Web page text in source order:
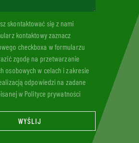
skontaktować się z nami
kontaktowy zaznacz
checkboxa w formularzu
zgodę na przetwarzanie
osobowych w celach i zakresie
odpowiedzi na zadane
w Polityce prywatności
WYŚLIJ